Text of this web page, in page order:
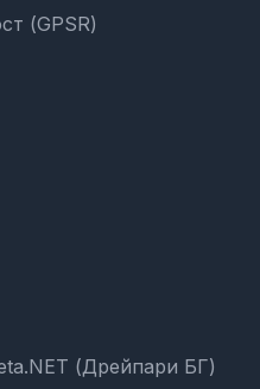
(GPSR)
(Дрейпари БГ)